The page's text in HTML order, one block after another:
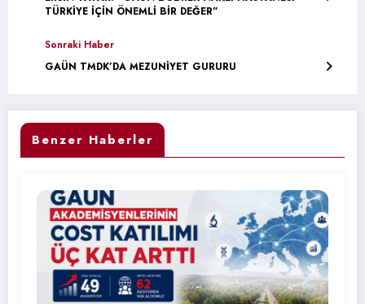
TÜRKİYE İÇİN ÖNEMLİ BİR DEĞER”
Sonraki Haber
GAÜN TMDK’DA MEZUNİYET GURURU
Benzer Haberler